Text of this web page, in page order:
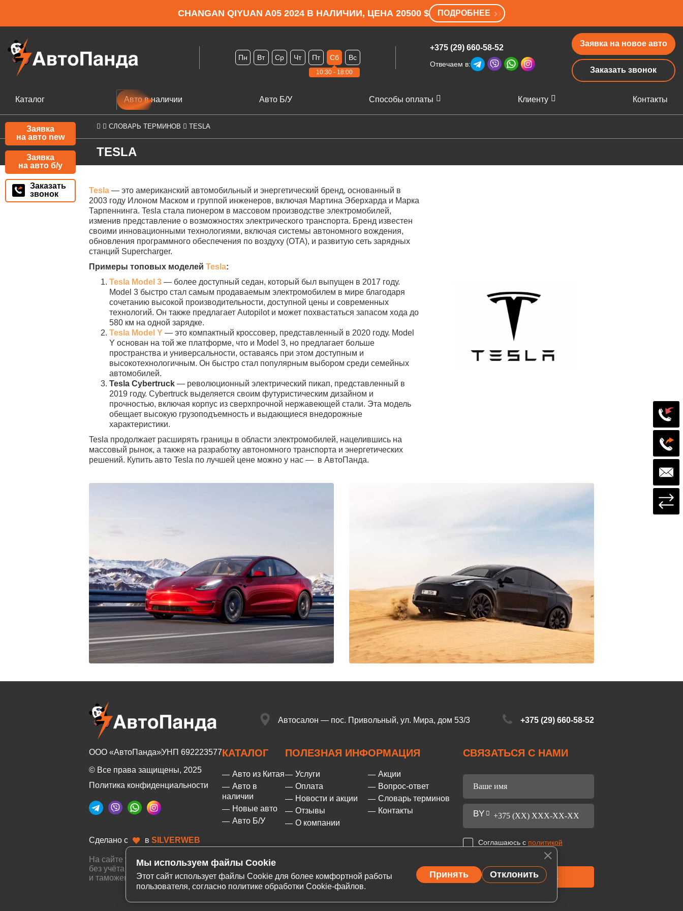
CHANGAN QIYUAN A05 2024 В НАЛИЧИИ, ЦЕНА 20500 $ ПОДРОБНЕЕ
Пн Вт Ср Чт Пт Сб
10:30 - 18:00
Вс
+375 (29) 660-58-52
Отвечаем в:
Заявка на новое авто
Заказать звонок
Заявка
на авто new
Заявка
на авто б/у
Заказать
звонок
Каталог Авто в наличии Авто Б/У Способы оплаты Клиенту Контакты
СЛОВАРЬ ТЕРМИНОВ TESLA
TESLA
Tesla — это американский автомобильный и энергетический бренд, основанный в
2003 году Илоном Маском и группой инженеров, включая Мартина Эберхарда и Марка
Тарпеннинга. Tesla стала пионером в массовом производстве электромобилей,
изменив представление о возможностях электрического транспорта. Бренд известен
своими инновационными технологиями, включая системы автономного вождения,
обновления программного обеспечения по воздуху (OTA), и развитую сеть зарядных
станций Supercharger.
Примеры топовых моделей Tesla:
Tesla Model 3 — более доступный седан, который был выпущен в 2017 году.
Model 3 быстро стал самым продаваемым электромобилем в мире благодаря
сочетанию высокой производительности, доступной цены и современных
технологий. Он также предлагает Autopilot и может похвастаться запасом хода до
580 км на одной зарядке.
Tesla Model Y — это компактный кроссовер, представленный в 2020 году. Model
Y основан на той же платформе, что и Model 3, но предлагает больше
пространства и универсальности, оставаясь при этом доступным и
высокотехнологичным. Он быстро стал популярным выбором среди семейных
автомобилей.
Tesla Cybertruck — революционный электрический пикап, представленный в
2019 году. Cybertruck выделяется своим футуристическим дизайном и
прочностью, включая корпус из сверхпрочной нержавеющей стали. Эта модель
обещает высокую грузоподъемность и выдающиеся внедорожные
характеристики.
Tesla продолжает расширять границы в области электромобилей, нацелившись на
массовый рынок, а также на разработку автономного транспорта и энергетических
решений. Купить авто Tesla по лучшей цене можно у нас — в АвтоПанда.
Автосалон — пос. Привольный, ул. Мира, дом 53/3 +375 (29) 660-58-52
ООО «АвтоПанда»УНП 692223577
© Все права защищены, 2025
Политика конфиденциальности
Сделано с в SILVERWEB
КАТАЛОГ
Авто из Китая
Авто в
наличии
Новые авто
Авто Б/У
ПОЛЕЗНАЯ ИНФОРМАЦИЯ
Услуги
Оплата
Новости и акции
Отзывы
О компании
Акции
Вопрос-ответ
Словарь терминов
Контакты
На сайте указаны цены в Китае
без учёта доставки в Минск
и таможенных пошлин РБ
Цены на сайте не являются
публичной офертой. Не является
интернет-магазином
иллюстрационный
характер
СВЯЗАТЬСЯ С НАМИ
Соглашаюсь с политикой
конфиденциальности
Мы используем файлы Cookie
Этот сайт использует файлы Cookie для более комфортной работы
пользователя, согласно политике обработки Cookie-файлов.
Принять Отклонить